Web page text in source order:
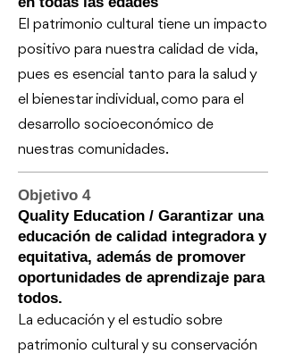
El patrimonio cultural tiene un impacto
positivo para nuestra calidad de vida,
pues es esencial tanto para la salud y
el bienestar individual, como para el
desarrollo socioeconómico de
nuestras comunidades.
Objetivo 4
Quality Education / Garantizar una
educación de calidad integradora y
equitativa, además de promover
oportunidades de aprendizaje para
todos.
La educación y el estudio sobre
patrimonio cultural y su conservación